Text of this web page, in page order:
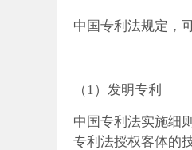
中国专利法规定，
（1） 发明专利
中国专利法实施细
专利法授权客体的